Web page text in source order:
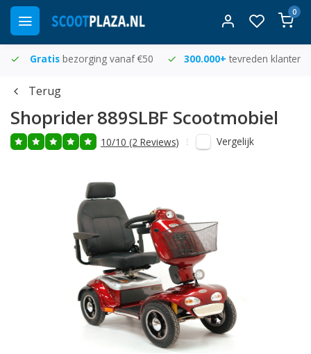
0
Gratis bezorging vanaf €50 300.000+ tevreden klanten
Terug
Shoprider889SLBF Scootmobiel
10/10 (2 Reviews) Vergelijk